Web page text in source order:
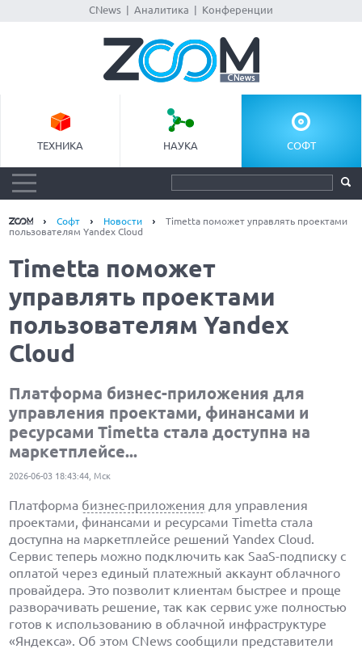
CNews Аналитика Конференции
ТЕХНИКА НАУКА СОФТ
Софт Новости
Timetta поможет управлять проектами
пользователям Yandex Cloud
Timetta поможет
управлять проектами
пользователям Yandex
Cloud
Платформа бизнес-приложения для
управления проектами, финансами и
ресурсами Timetta стала доступна на
маркетплейсе...
2026-06-03 18:43:44, Мск
Платформа бизнес-приложения для управления
проектами, финансами и ресурсами Timetta стала
доступна на маркетплейсе решений Yandex Cloud.
Сервис теперь можно подключить как SaaS-подписку с
оплатой через единый платежный аккаунт облачного
провайдера. Это позволит клиентам быстрее и проще
разворачивать решение, так как сервис уже полностью
готов к использованию в облачной инфраструктуре
«Яндекса». Об этом CNews сообщили представители